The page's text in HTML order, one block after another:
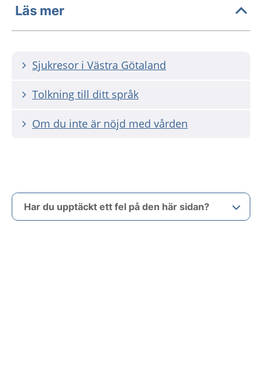
Läs mer
Sjukresor i Västra Götaland
Tolkning till ditt språk
Om du inte är nöjd med vården
Har du upptäckt ett fel på den här sidan?